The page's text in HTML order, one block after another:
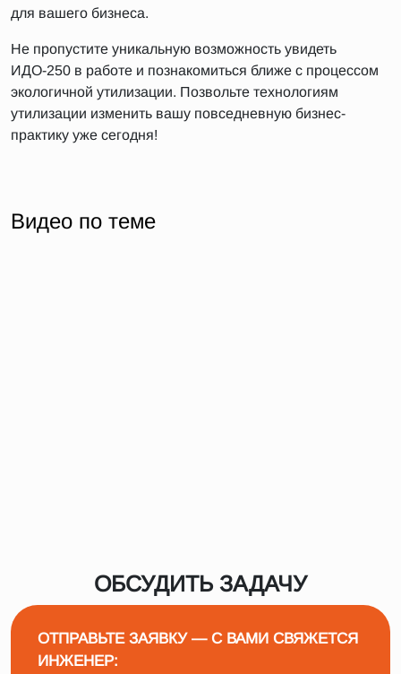
для вашего бизнеса.
Не пропустите уникальную возможность увидеть
ИДО-250 в работе и познакомиться ближе с процессом
экологичной утилизации. Позвольте технологиям
утилизации изменить вашу повседневную бизнес-
практику уже сегодня!
Видео по теме
ОБСУДИТЬ ЗАДАЧУ
ОТПРАВЬТЕ ЗАЯВКУ — С ВАМИ СВЯЖЕТСЯ
ИНЖЕНЕР: